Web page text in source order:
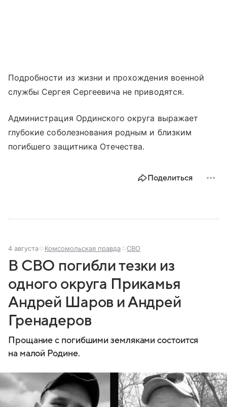
Подробности из жизни и прохождения военной
службы Сергея Сергеевича не приводятся.
Администрация Ординского округа выражает
глубокие соболезнования родным и близким
погибшего защитника Отечества.
Поделиться
4 августа Комсомольская правда СВО
В СВО погибли тезки из
одного округа Прикамья
Андрей Шаров и Андрей
Гренадеров
Прощание с погибшими земляками состоится
на малой Родине.